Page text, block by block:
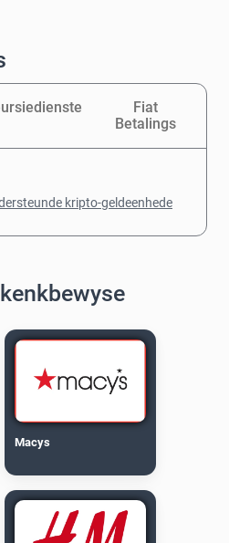
Fiat
Betalings
kripto-geldeenhede
Macys